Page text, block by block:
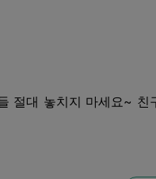
절대 놓치지 마세요~ 친